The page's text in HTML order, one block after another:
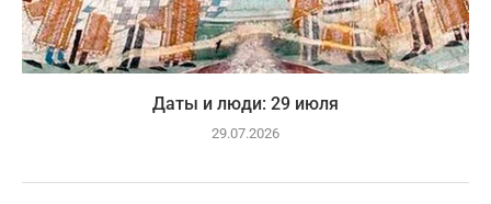
Даты и люди: 29 июля
29.07.2026